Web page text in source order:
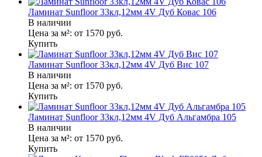
Ламинат Sunfloor 33кл,12мм 4V Дуб Ковас 106
В наличии
Цена за м²: от 1570 руб.
Купить
Ламинат Sunfloor 33кл,12мм 4V Дуб Вис 107
В наличии
Цена за м²: от 1570 руб.
Купить
Ламинат Sunfloor 33кл,12мм 4V Дуб Альгамбра 105
В наличии
Цена за м²: от 1570 руб.
Купить